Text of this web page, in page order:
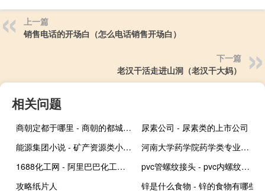
上一篇
销售电话的开场白（怎么电话销售开场白）
下一篇
老汉干活走进山洞（老汉干大妈）
相关问题
商朝定都于哪里 - 商朝的都城是现在哪里
尿素公司 - 尿素类的上市公司
能源集团小说 - 矿产资源类小说排行榜
河南大学药学院药学类专业怎么样啊
1688化工网 - 阿里巴巴化工批发网
pvc管螺纹接头 - pvc内螺纹接头
攻略纸片人
锌是什么食物 - 锌的食物有哪些